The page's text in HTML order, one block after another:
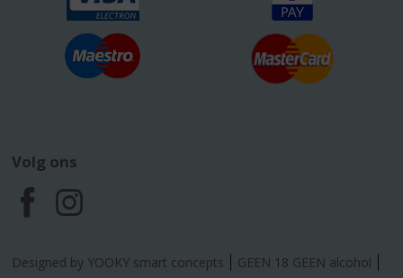
Volg ons
F
a
I
n
Designed by YOOKY smart concepts GEEN 18 GEEN alcohol